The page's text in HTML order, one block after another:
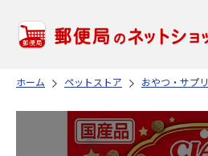
ホーム ペットストア おやつ・サプリ